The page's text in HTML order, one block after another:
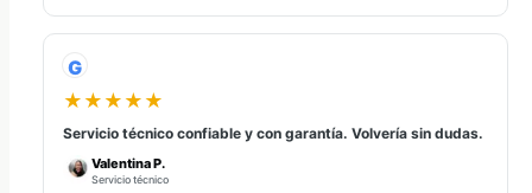
G
★★★★★
Servicio técnico confiable y con garantía. Volvería sin dudas.
Valentina P.
Servicio técnico